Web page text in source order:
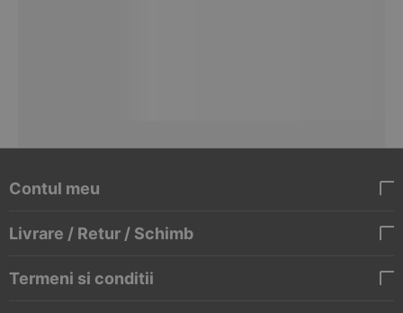
Contul meu
Livrare / Retur / Schimb
Termeni si conditii